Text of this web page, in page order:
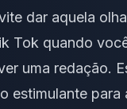
dar aquela
Tok quando
uma redação.
estimulante para